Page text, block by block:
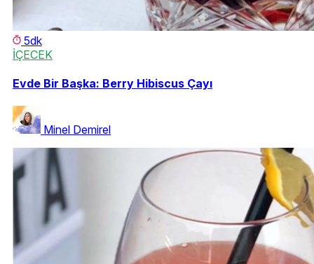
5dk
İÇECEK
Evde Bir Başka: Berry Hibiscus Çayı
Minel Demirel